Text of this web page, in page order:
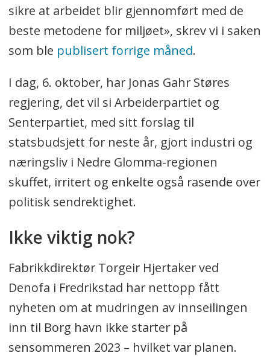
sikre at arbeidet blir gjennomført med de
beste metodene for miljøet», skrev vi i saken
som ble publisert forrige måned.
I dag, 6. oktober, har Jonas Gahr Støres
regjering, det vil si Arbeiderpartiet og
Senterpartiet, med sitt forslag til
statsbudsjett for neste år, gjort industri og
næringsliv i Nedre Glomma-regionen
skuffet, irritert og enkelte også rasende over
politisk sendrektighet.
Ikke viktig nok?
Fabrikkdirektør Torgeir Hjertaker ved
Denofa i Fredrikstad har nettopp fått
nyheten om at mudringen av innseilingen
inn til Borg havn ikke starter på
sensommeren 2023 – hvilket var planen.